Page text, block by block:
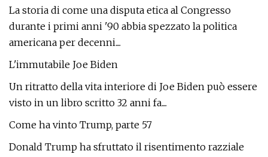
La storia di come una disputa etica al Congresso
durante i primi anni '90 abbia spezzato la politica
americana per decenni....
L'immutabile Joe Biden
Un ritratto della vita interiore di Joe Biden può essere
visto in un libro scritto 32 anni fa....
Come ha vinto Trump, parte 57
Donald Trump ha sfruttato il risentimento razziale